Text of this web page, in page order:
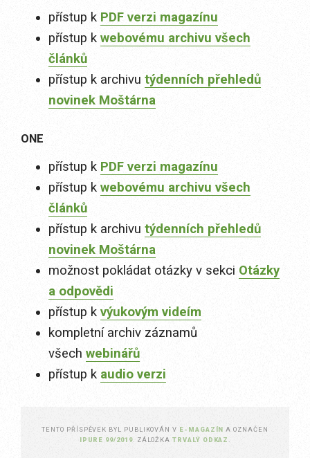
přístup k PDF verzi magazínu
přístup k webovému archivu všech
článků
přístup k archivu týdenních přehledů
novinek Moštárna
ONE
přístup k PDF verzi magazínu
přístup k webovému archivu všech
článků
přístup k archivu týdenních přehledů
novinek Moštárna
možnost pokládat otázky v sekci Otázky
a odpovědi
přístup k výukovým videím
kompletní archiv záznamů
všech webinářů
přístup k audio verzi
TENTO PŘÍSPĚVEK BYL PUBLIKOVÁN V E-MAGAZÍN A OZNAČEN
IPURE 99/2019. ZÁLOŽKATRVALÝ ODKAZ